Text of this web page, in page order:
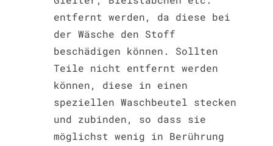
entfernt werden, da diese bei
der Wäsche den Stoff
beschädigen können. Sollten
Teile nicht entfernt werden
können, diese in einen
speziellen Waschbeutel stecken
und zubinden, so dass sie
möglichst wenig in Berührung